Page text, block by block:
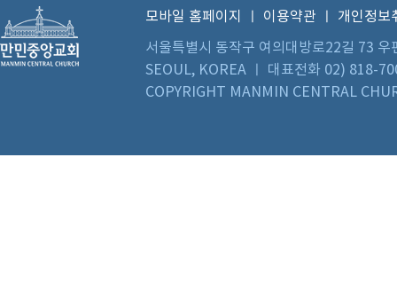
모바일 홈페이지 이용약관
개인정보
서울특별시 동작구 여의대방로22길 73
SEOUL, KOREA ㅣ 대표전화 02) 818-
COPYRIGHT MANMIN CENTRAL